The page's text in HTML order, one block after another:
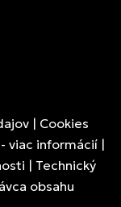
| Cookies
viac informácií |
| Technický
obsahu